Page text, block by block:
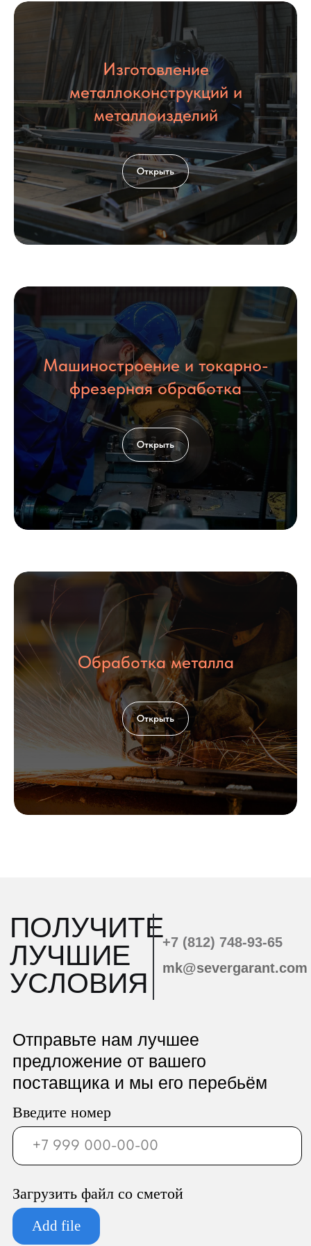
Изготовление
металлоконструкций и
металлоизделий
Открыть
Машиностроение и токарно-
фрезерная обработка
Открыть
Обработка металла
Открыть
КОНТАКТЫ
ООО «Север Гарант»